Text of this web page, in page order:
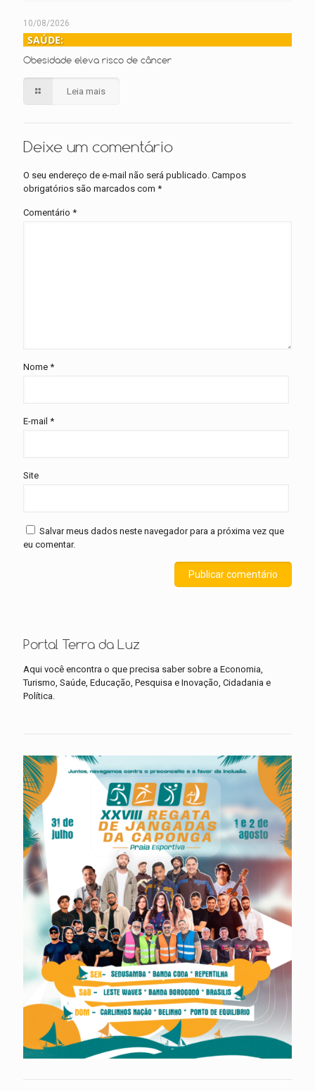
10/08/2026
SAÚDE:
Obesidade eleva risco de câncer
Leia mais
Deixe um comentário
O seu endereço de e-mail não será publicado. Campos
obrigatórios são marcados com *
Comentário *
Nome *
E-mail *
Site
Salvar meus dados neste navegador para a próxima vez que
eu comentar.
Portal Terra da Luz
Aqui você encontra o que precisa saber sobre a Economia,
Turismo, Saúde, Educação, Pesquisa e Inovação, Cidadania e
Política.